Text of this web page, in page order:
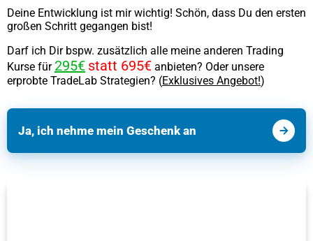
Deine Entwicklung ist mir wichtig! Schön, dass Du den ersten
großen Schritt gegangen bist!
Darf ich Dir bspw. zusätzlich alle meine anderen Trading
Kurse für 295€ statt 695€ anbieten? Oder unsere
erprobte TradeLab Strategien? (Exklusives Angebot!)
Ja, ich nehme mein Geschenk an